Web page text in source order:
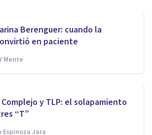
Berenguer: cuando la
en paciente
Mente
Complejo y TLP: el solapamiento
“T”
Jara